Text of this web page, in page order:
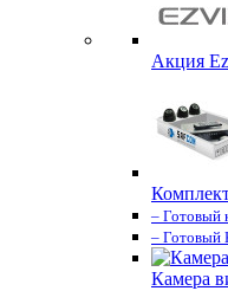
Акция
– Готовый
– Готовый
Камера